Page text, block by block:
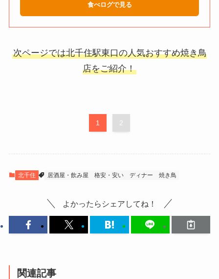
食べログで見る
次ページでは北千住駅東口の人気おすすめ焼き鳥
店をご紹介！
1 2
北千住 居酒屋・飲み屋 格安・安い ディナー 焼き鳥
よかったらシェアしてね！
関連記事